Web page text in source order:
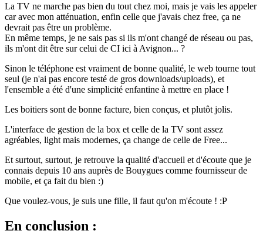
La TV ne marche pas bien du tout chez moi, mais je vais les appeler
car avec mon atténuation, enfin celle que j'avais chez free, ça ne
devrait pas être un problème.
En même temps, je ne sais pas si ils m'ont changé de réseau ou pas,
ils m'ont dit être sur celui de CI ici à Avignon... ?
Sinon le téléphone est vraiment de bonne qualité, le web tourne tout
seul (je n'ai pas encore testé de gros downloads/uploads), et
l'ensemble a été d'une simplicité enfantine à mettre en place !
Les boitiers sont de bonne facture, bien conçus, et plutôt jolis.
L'interface de gestion de la box et celle de la TV sont assez
agréables, light mais modernes, ça change de celle de Free...
Et surtout, surtout, je retrouve la qualité d'accueil et d'écoute que je
connais depuis 10 ans auprès de Bouygues comme fournisseur de
mobile, et ça fait du bien :)
Que voulez-vous, je suis une fille, il faut qu'on m'écoute ! :P
En conclusion :